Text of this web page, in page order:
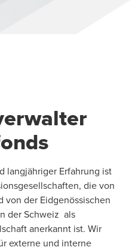
langjähriger Erfahrung ist
die von
von der Eidgenössischen
der Schweiz als
anerkannt ist. Wir
externe und interne